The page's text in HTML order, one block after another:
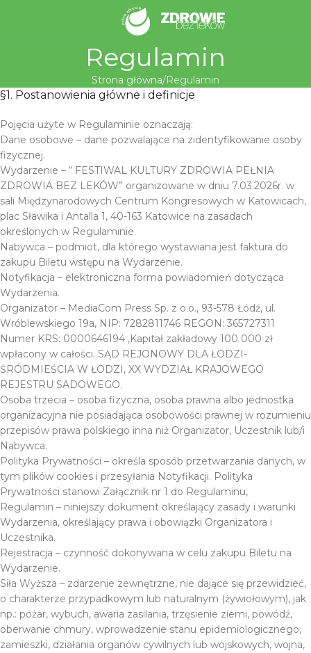
Regulamin
Strona główna Regulamin
§1. Postanowienia główne i definicje
Pojęcia użyte w Regulaminie oznaczają:
Dane osobowe – dane pozwalające na zidentyfikowanie osoby
fizycznej.
Wydarzenie – “ FESTIWAL KULTURY ZDROWIA PEŁNIA
ZDROWIA BEZ LEKÓW” organizowane w dniu 7.03.2026r. w
sali Międzynarodowych Centrum Kongresowych w Katowicach,
plac Sławika i Antalla 1, 40-163 Katowice na zasadach
określonych w Regulaminie.
Nabywca – podmiot, dla którego wystawiana jest faktura do
zakupu Biletu wstępu na Wydarzenie.
Notyfikacja – elektroniczna forma powiadomień dotycząca
Wydarzenia.
Organizator – MediaCom Press Sp. z o.o., 93-578 Łódź, ul.
Wróblewskiego 19a, NIP: 7282811746 REGON: 365727311
Numer KRS: 0000646194 ,Kapitał zakładowy 100 000 zł
wpłacony w całości. SĄD REJONOWY DLA ŁODZI-
ŚRÓDMIEŚCIA W ŁODZI, XX WYDZIAŁ KRAJOWEGO
REJESTRU SADOWEGO.
Osoba trzecia – osoba fizyczna, osoba prawna albo jednostka
organizacyjna nie posiadająca osobowości prawnej w rozumieniu
przepisów prawa polskiego inna niż Organizator, Uczestnik lub/i
Nabywca.
Polityka Prywatności – określa sposób przetwarzania danych, w
tym plików cookies i przesyłania Notyfikacji. Polityka
Prywatności stanowi Załącznik nr 1 do Regulaminu,
Regulamin – niniejszy dokument określający zasady i warunki
Wydarzenia, określający prawa i obowiązki Organizatora i
Uczestnika.
Rejestracja – czynność dokonywana w celu zakupu Biletu na
Wydarzenie.
Siła Wyższa – zdarzenie zewnętrzne, nie dające się przewidzieć,
o charakterze przypadkowym lub naturalnym (żywiołowym), jak
np.: pożar, wybuch, awaria zasilania, trzęsienie ziemi, powódź,
oberwanie chmury, wprowadzenie stanu epidemiologicznego,
zamieszki, działania organów cywilnych lub wojskowych, wojna,